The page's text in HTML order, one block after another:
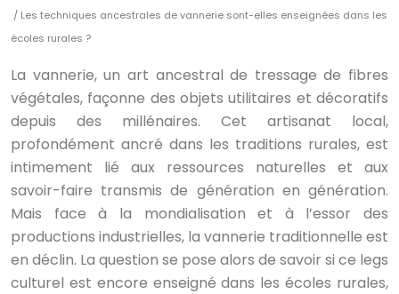
/ Les techniques ancestrales de vannerie sont-elles enseignées dans les
écoles rurales ?
La vannerie, un art ancestral de tressage de fibres
végétales, façonne des objets utilitaires et décoratifs
depuis des millénaires. Cet artisanat local,
profondément ancré dans les traditions rurales, est
intimement lié aux ressources naturelles et aux
savoir-faire transmis de génération en génération.
Mais face à la mondialisation et à l’essor des
productions industrielles, la vannerie traditionnelle est
en déclin. La question se pose alors de savoir si ce legs
culturel est encore enseigné dans les écoles rurales,